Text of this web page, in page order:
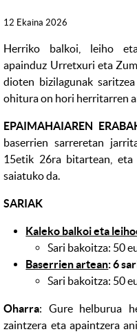
12 Ekaina 2026
Herriko balkoi, leiho
apainduz Urretxuri eta
dioten bizilagunak
ohitura on hori herritarren
EPAIMAHAIAREN
baserrien sarreretan
15etik 26ra bitartean, eta
saiatuko da.
SARIAK
Kaleko balkoi eta
Sari bakoitza: 50
Baserrien artean: 6
Sari bakoitza: 50
Oharra: Gure helburua
zaintzera eta apaintzera